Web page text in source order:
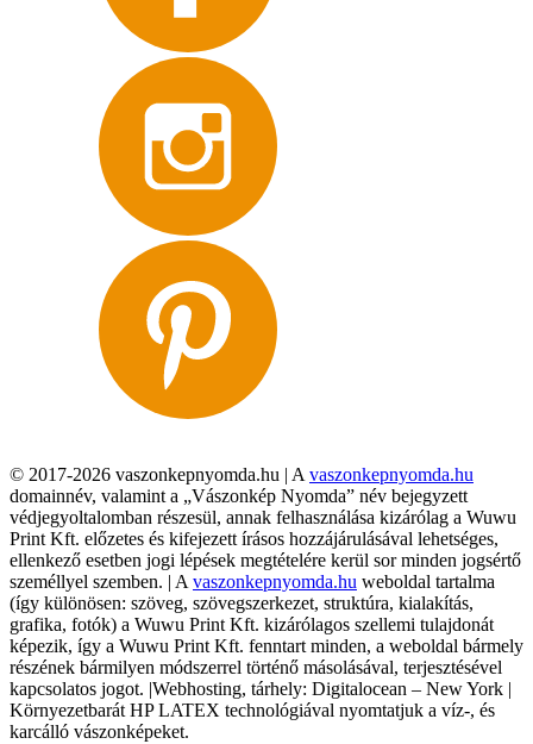
© 2017-2026 vaszonkepnyomda.hu | A vaszonkepnyomda.hu
domainnév, valamint a „Vászonkép Nyomda” név bejegyzett
védjegyoltalomban részesül, annak felhasználása kizárólag a Wuwu
Print Kft. előzetes és kifejezett írásos hozzájárulásával lehetséges,
ellenkező esetben jogi lépések megtételére kerül sor minden jogsértő
személlyel szemben. | A vaszonkepnyomda.hu weboldal tartalma
(így különösen: szöveg, szövegszerkezet, struktúra, kialakítás,
grafika, fotók) a Wuwu Print Kft. kizárólagos szellemi tulajdonát
képezik, így a Wuwu Print Kft. fenntart minden, a weboldal bármely
részének bármilyen módszerrel történő másolásával, terjesztésével
kapcsolatos jogot. |Webhosting, tárhely: Digitalocean – New York |
Környezetbarát HP LATEX technológiával nyomtatjuk a víz-, és
karcálló vászonképeket.